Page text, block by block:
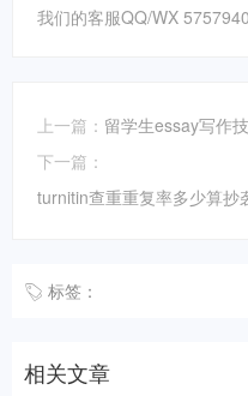
我们的客服QQ/WX
上一篇： 留学生essay写作
下一篇：
turnitin查重重复率多少算
标签：
相关文章